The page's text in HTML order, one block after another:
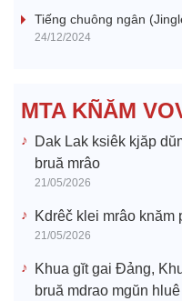
Tiếng chuông ngân
24/12/2024
MTA KÑĂM
Dak Lak ksiêk kjăp
bruă mrâo
21/05/2026
Kdrêč klei mrâo knăm
21/05/2026
Khua gĭt gai Đảng,
bruă mdrao mgŭn